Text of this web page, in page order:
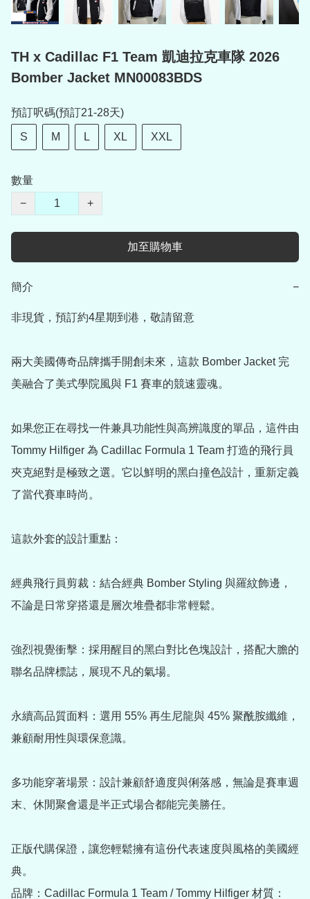
TH x Cadillac F1 Team 凱迪拉克車隊 2026
Bomber Jacket MN00083BDS
預訂呎碼(預訂21-28天)
S M L XL XXL
數量
−
+
加至購物車
簡介 −
非現貨，預訂約4星期到港，敬請留意
兩大美國傳奇品牌攜手開創未來，這款 Bomber Jacket 完
美融合了美式學院風與 F1 賽車的競速靈魂。
如果您正在尋找一件兼具功能性與高辨識度的單品，這件由
Tommy Hilfiger 為 Cadillac Formula 1 Team 打造的飛行員
夾克絕對是極致之選。它以鮮明的黑白撞色設計，重新定義
了當代賽車時尚。
這款外套的設計重點：
經典飛行員剪裁：結合經典 Bomber Styling 與羅紋飾邊，
不論是日常穿搭還是層次堆疊都非常輕鬆。
強烈視覺衝擊：採用醒目的黑白對比色塊設計，搭配大膽的
聯名品牌標誌，展現不凡的氣場。
永續高品質面料：選用 55% 再生尼龍與 45% 聚酰胺纖維，
兼顧耐用性與環保意識。
多功能穿著場景：設計兼顧舒適度與俐落感，無論是賽車週
末、休閒聚會還是半正式場合都能完美勝任。
正版代購保證，讓您輕鬆擁有這份代表速度與風格的美國經
典。
品牌：Cadillac Formula 1 Team / Tommy Hilfiger 材質：